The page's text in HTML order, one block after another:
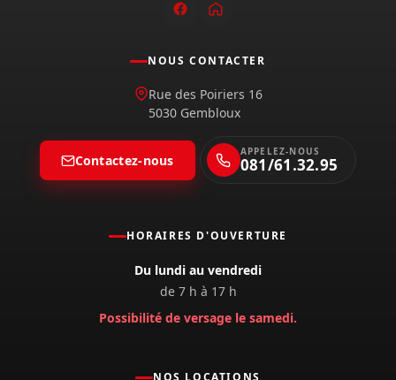
NOS LOCATIONS
HORAIRES D'OUVERTURE
Du lundi au vendredi
de 7 h à 17 h
Possibilité de versage le samedi.
NOUS CONTACTER
Rue des Poiriers 16
5030 Gembloux
Contactez-nous
APPELEZ-NOUS
081/61.32.95